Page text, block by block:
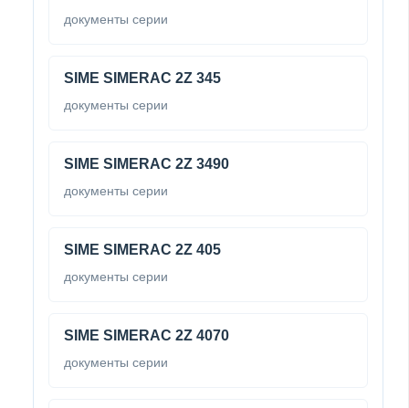
документы серии
SIME SIMERAC 2Z 345
документы серии
SIME SIMERAC 2Z 3490
документы серии
SIME SIMERAC 2Z 405
документы серии
SIME SIMERAC 2Z 4070
документы серии